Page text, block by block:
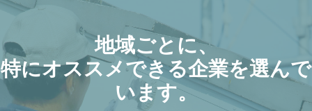
地域ごとに、
特にオススメできる企業を選んで
います。